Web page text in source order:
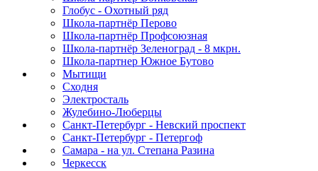
Глобус - Охотный ряд
Школа-партнёр Перово
Школа-партнёр Профсоюзная
Школа-партнёр Зеленоград - 8 мкрн.
Школа-партнер Южное Бутово
Мытищи
Сходня
Электросталь
Жулебино-Люберцы
Санкт-Петербург - Невский проспект
Санкт-Петербург - Петергоф
Самара - на ул. Степана Разина
Черкесск